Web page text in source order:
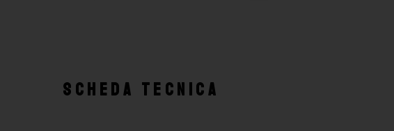
SCHEDA TECNICA